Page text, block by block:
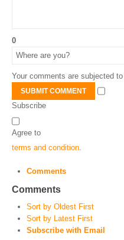
0
Your comments are subjected
SUBMIT COMMENT
Subscribe
Agree to
terms and condition
Comments
Comments
Sort by Oldest First
Sort by Latest First
Subscribe with Email